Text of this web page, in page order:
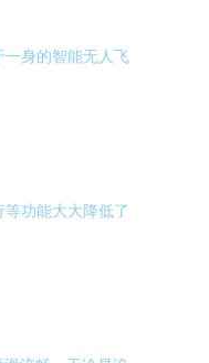
身的智能无人飞
功能大大降低了